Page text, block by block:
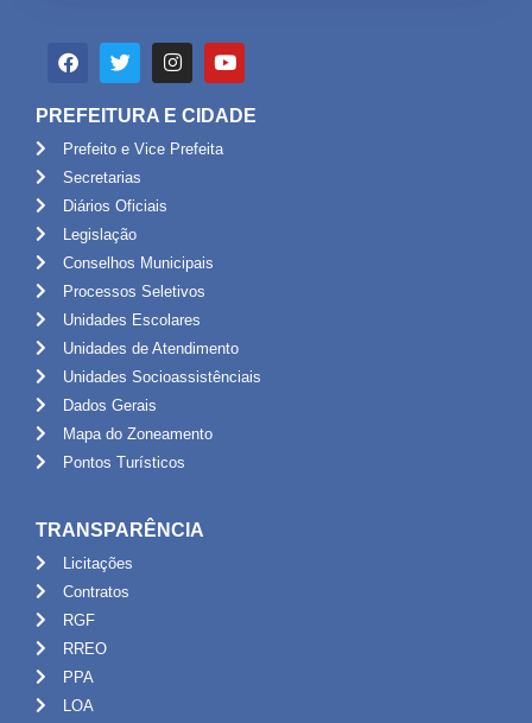
PREFEITURA E CIDADE
Prefeito e Vice Prefeita
Secretarias
Diários Oficiais
Legislação
Conselhos Municipais
Processos Seletivos
Unidades Escolares
Unidades de Atendimento
Unidades Socioassistênciais
Dados Gerais
Mapa do Zoneamento
Pontos Turísticos
TRANSPARÊNCIA
Licitações
Contratos
RGF
RREO
PPA
LOA